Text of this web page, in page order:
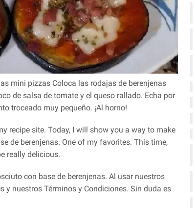
mini pizzas Coloca las rodajas de berenjenas
de salsa de tomate y el queso rallado. Echa por
troceado muy pequeño. ¡Al horno!
recipe site. Today, I will show you a way to make
de berenjenas. One of my favorites. This time,
really delicious.
con base de berenjenas. Al usar nuestros
y nuestros Términos y Condiciones. Sin duda es